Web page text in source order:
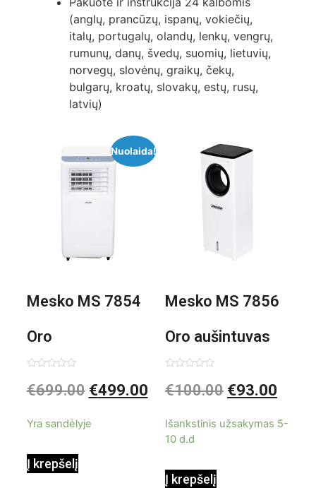
(anglų, prancūzų, ispanų, vokiečių,
italų, portugalų, olandų, lenkų, vengrų,
rumunų, danų, švedų, suomių, lietuvių,
norvegų, slovėnų, graikų, čekų,
bulgarų, kroatų, slovakų, estų, rusų,
latvių)
Nuolaida!
Mesko MS 7854
Oro
kondicionierius
0
iš
€699.00 €499.00
Yra sandėlyje
Į krepšelį
Mesko MS 7856
Oro aušintuvas
be ašmenų 3in1
0
iš
€100.00 €93.00
Išankstinis užsakymas 5-
10 d.d
Į krepšelį